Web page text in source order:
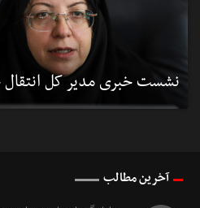
نشست خبری مدیر کل انتقال
آخرین مطالب